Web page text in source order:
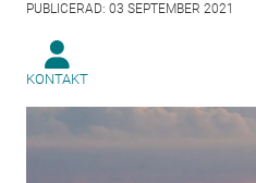
PUBLICERAD: 03 SEPTEMBER 2021
KONTAKT